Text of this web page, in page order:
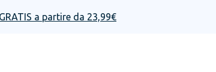
a partire da 23,99€